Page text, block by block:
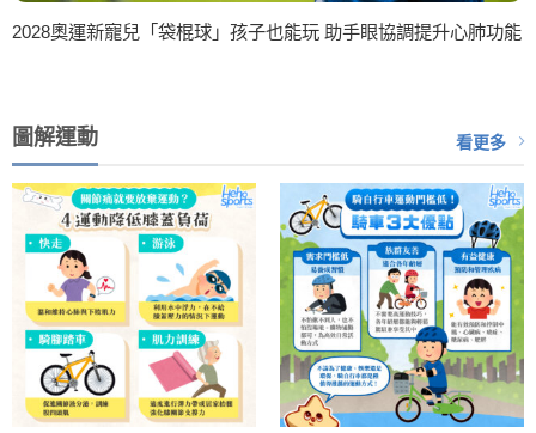
2028奧運新寵兒「袋棍球」孩子也能玩 助手眼協調提升心肺功能
圖解運動 看更多